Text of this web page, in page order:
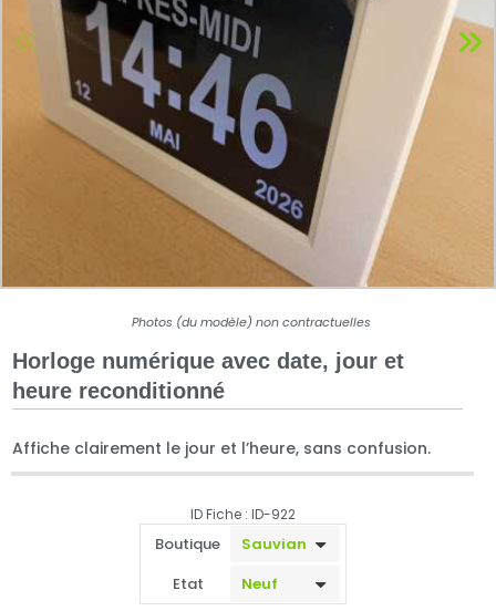
Photos (du modèle) non contractuelles
Horloge numérique avec date, jour et
heure reconditionné
Affiche clairement le jour et l’heure, sans confusion.
ID Fiche : ID-922
Boutique
Etat